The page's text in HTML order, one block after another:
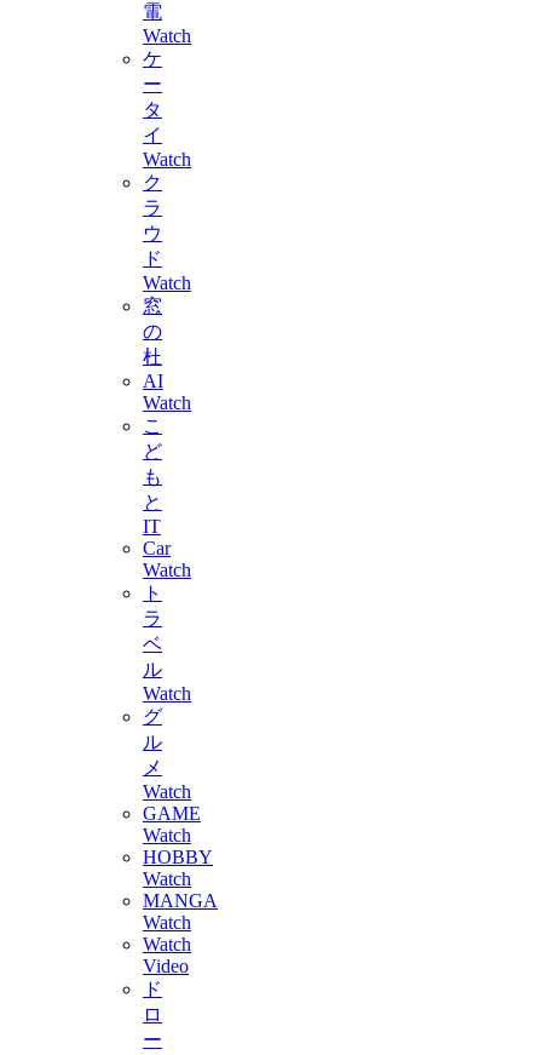
電
Watch
ケ
ー
タ
イ
Watch
ク
ラ
ウ
ド
Watch
窓
の
杜
AI
Watch
こ
ど
も
と
IT
Car
Watch
ト
ラ
ベ
ル
Watch
グ
ル
メ
Watch
GAME
Watch
HOBBY
Watch
MANGA
Watch
Watch
Video
ド
ロ
ー